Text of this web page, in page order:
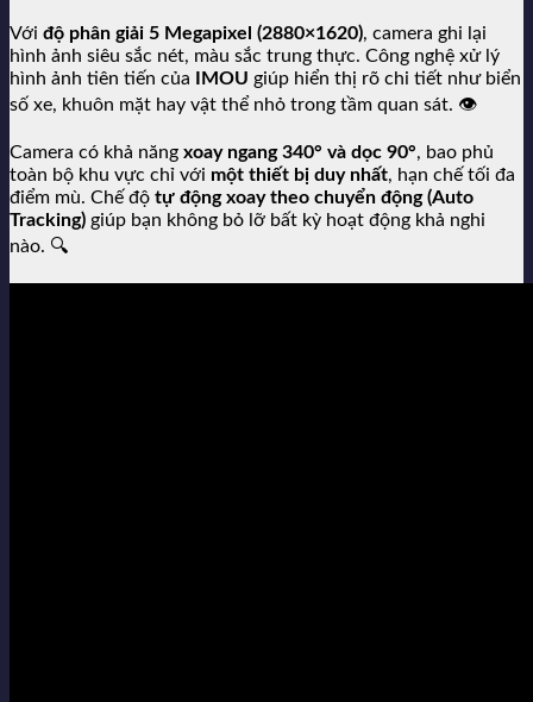
Với độ phân giải 5 Megapixel (2880×1620), camera ghi lại
hình ảnh siêu sắc nét, màu sắc trung thực. Công nghệ xử lý
hình ảnh tiên tiến của
IMOU giúp hiển thị rõ chi tiết như biển
số xe, khuôn mặt hay vật thể nhỏ trong tầm quan sát. 👁️
Camera có khả năng xoay ngang 340° và dọc 90°, bao phủ
toàn bộ khu vực chỉ với một thiết bị duy nhất, hạn chế tối đa
điểm mù. Chế độ tự động xoay theo chuyển động (Auto
Tracking) giúp bạn không bỏ lỡ bất kỳ hoạt động khả nghi
nào. 🔍